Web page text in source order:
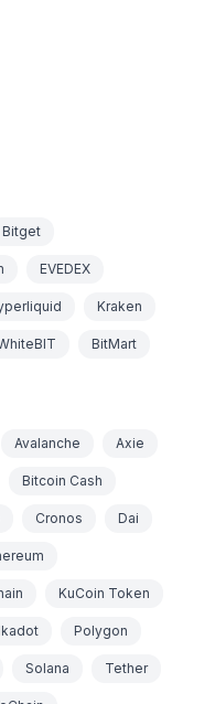
Bitget
EVEDEX
Kraken
BitMart
Avalanche Axie
Bitcoin Cash
Cronos Dai
KuCoin Token
Polygon
Solana Tether